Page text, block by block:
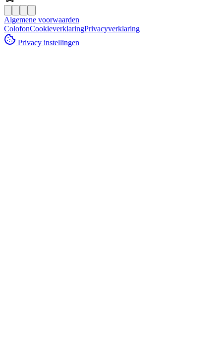
Algemene voorwaarden
ColofonCookieverklaringPrivacyverklaring
Privacy instellingen